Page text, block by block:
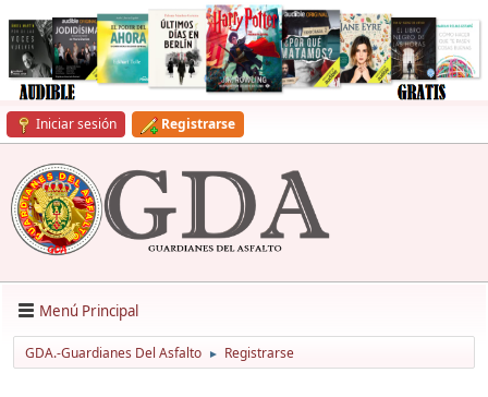
Iniciar sesión Registrarse
Menú Principal
GDA.-Guardianes Del Asfalto ► Registrarse